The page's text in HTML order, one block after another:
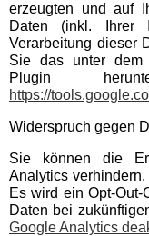
Schleswig-
Ausflugstipps
Adventure-Golf
Bimmelbahnen
Holstein
Esel- &
Nessendorf
erzeugten und auf
Daten (inkl. Ihrer
Verarbeitung dieser
Sie das unter dem
Plugin
https://
Widerspruch gegen
Sie können die
Analytics
Es wird ein Opt-
Daten bei
Google Analytics